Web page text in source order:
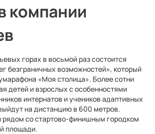
компании
горах в восьмой раз состоится
безграничных возможностей», который
«Моя столица». Более сотни
детей и взрослых с особенностями
интернатов и учеников адаптивных
на дистанцию в 600 метров.
со стартово-финишным городком
площади.